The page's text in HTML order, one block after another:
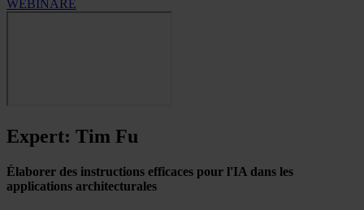
WEBINARE
Expert: Tim Fu
Élaborer des instructions efficaces pour l'IA dans les
applications architecturales